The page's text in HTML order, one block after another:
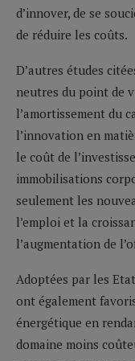
d’innover, de se
de réduire les coûts.
D’autres études
neutres du point de
l’amortissement du
l’innovation en
le coût de
immobilisations
seulement les
l’emploi et la
l’augmentation de
Adoptées par les
ont également
énergétique en
domaine moins